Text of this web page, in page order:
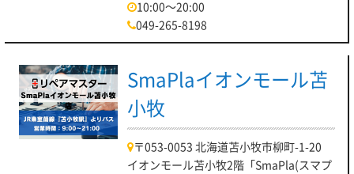
10:00～20:00
049-265-8198
SmaPlaイオンモール苫
小牧
〒053-0053 北海道苫小牧市柳町-1-20
イオンモール苫小牧2階「SmaPla(スマプ